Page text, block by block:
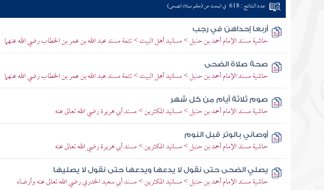
عدد النتائج : 618 في البحث عن (حكم صلاة الضحى)
أربعا إحداهن في رجب
حاشية مسند الإمام أحمد بن حنبل > مسانيد أهل البيت > تتمة مسند عبد الله بن عمر بن الخطاب رضي الله عنهما
صحة صلاة الضحى
حاشية مسند الإمام أحمد بن حنبل > مسانيد أهل البيت > تتمة مسند عبد الله بن عمر بن الخطاب رضي الله عنهما
صوم ثلاثة أيام من كل شهر
حاشية مسند الإمام أحمد بن حنبل > مسانيد المكثرين > مسند أبي هريرة رضي الله تعالى عنه
أوصاني بالوتر قبل النوم
حاشية مسند الإمام أحمد بن حنبل > مسانيد المكثرين > مسند أبي هريرة رضي الله تعالى عنه
يصلي الضحى حتى نقول لا يدعها ويدعها حتى نقول لا يصليها
حاشية مسند الإمام أحمد بن حنبل > مسانيد المكثرين > مسند أبي سعيد الخدري رضي الله تعالى عنه وأرضاه